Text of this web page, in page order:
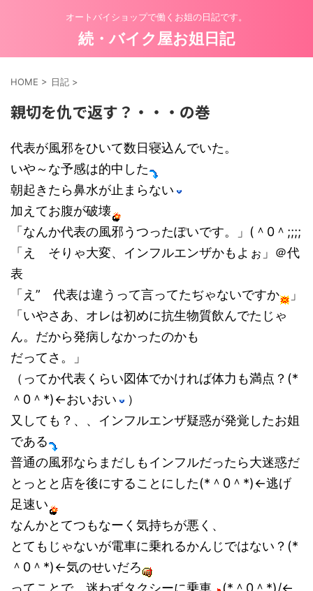
オートバイショップで働くお姐の日記です。
続・バイク屋お姐日記
HOME > 日記 >
親切を仇で返す？・・・の巻
代表が風邪をひいて数日寝込んでいた。
いや～な予感は的中した
朝起きたら鼻水が止まらない
加えてお腹が破壊
「なんか代表の風邪うつったぽいです。」(＾0＾;;;;
「え そりゃ大変、インフルエンザかもよぉ」＠代
表
「え” 代表は違うって言ってたぢゃないですか
」
「いやさあ、オレは初めに抗生物質飲んでたじゃ
ん。だから発病しなかったのかも
だってさ。」
（ってか代表くらい図体でかければ体力も満点？(*
＾0＾*)←おいおい
）
又しても？、、インフルエンザ疑惑が発覚したお姐
である
普通の風邪ならまだしもインフルだったら大迷惑だ
とっとと店を後にすることにした(*＾0＾*)←逃げ
足速い
なんかとてつもなーく気持ちが悪く、
とてもじゃないが電車に乗れるかんじではない？(*
＾0＾*)←気のせいだろ
ってことで、迷わずタクシーに乗車
(*＾0＾*)/←